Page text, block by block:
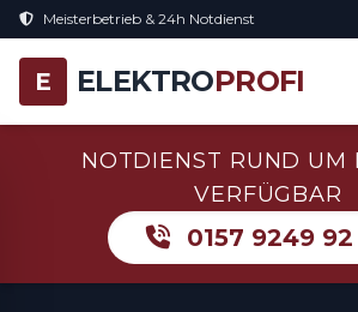
Meisterbetrieb & 24h Notdienst
E ELEKTROPROFI
NOTDIENST RUND UM
VERFÜGBAR
0157 9249